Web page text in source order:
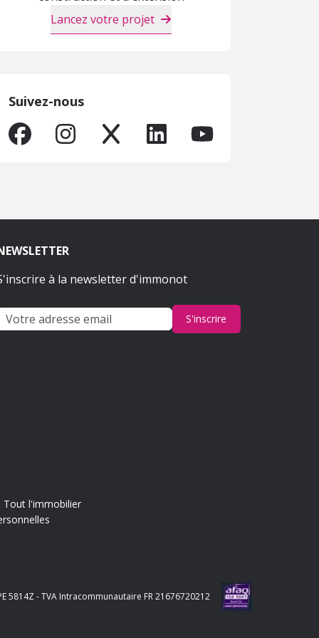
Lancez votre projet
Suivez-nous
à la newsletter d'immonot
S'inscrire
Tout l'immobilier
5814Z - TVA Intracommunautaire FR 21676720212